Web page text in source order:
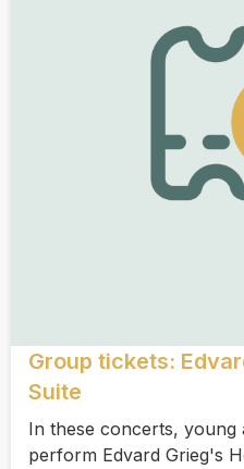
Group tickets:
Suite
In these concerts, young
perform Edvard Grieg's